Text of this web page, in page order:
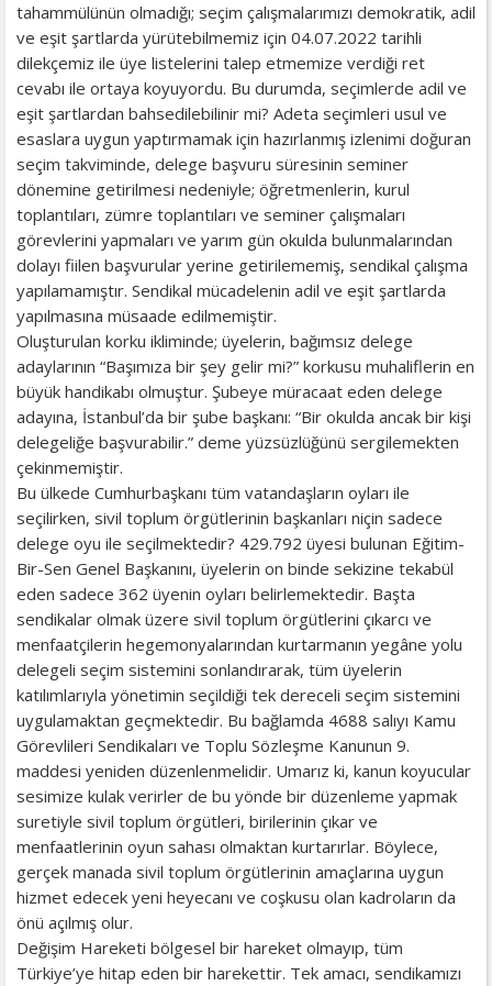
tahammülünün olmadığı; seçim çalışmalarımızı demokratik, adil
ve eşit şartlarda yürütebilmemiz için 04.07.2022 tarihli
dilekçemiz ile üye listelerini talep etmemize verdiği ret
cevabı ile ortaya koyuyordu. Bu durumda, seçimlerde adil ve
eşit şartlardan bahsedilebilinir mi? Adeta seçimleri usul ve
esaslara uygun yaptırmamak için hazırlanmış izlenimi doğuran
seçim takviminde, delege başvuru süresinin seminer
dönemine getirilmesi nedeniyle; öğretmenlerin, kurul
toplantıları, zümre toplantıları ve seminer çalışmaları
görevlerini yapmaları ve yarım gün okulda bulunmalarından
dolayı fiilen başvurular yerine getirilememiş, sendikal çalışma
yapılamamıştır. Sendikal mücadelenin adil ve eşit şartlarda
yapılmasına müsaade edilmemiştir.
Oluşturulan korku ikliminde; üyelerin, bağımsız delege
adaylarının “Başımıza bir şey gelir mi?” korkusu muhaliflerin en
büyük handikabı olmuştur. Şubeye müracaat eden delege
adayına, İstanbul’da bir şube başkanı: “Bir okulda ancak bir kişi
delegeliğe başvurabilir.” deme yüzsüzlüğünü sergilemekten
çekinmemiştir.
Bu ülkede Cumhurbaşkanı tüm vatandaşların oyları ile
seçilirken, sivil toplum örgütlerinin başkanları niçin sadece
delege oyu ile seçilmektedir? 429.792 üyesi bulunan Eğitim-
Bir-Sen Genel Başkanını, üyelerin on binde sekizine tekabül
eden sadece 362 üyenin oyları belirlemektedir. Başta
sendikalar olmak üzere sivil toplum örgütlerini çıkarcı ve
menfaatçilerin hegemonyalarından kurtarmanın yegâne yolu
delegeli seçim sistemini sonlandırarak, tüm üyelerin
katılımlarıyla yönetimin seçildiği tek dereceli seçim sistemini
uygulamaktan geçmektedir. Bu bağlamda 4688 salıyı Kamu
Görevlileri Sendikaları ve Toplu Sözleşme Kanunun 9.
maddesi yeniden düzenlenmelidir. Umarız ki, kanun koyucular
sesimize kulak verirler de bu yönde bir düzenleme yapmak
suretiyle sivil toplum örgütleri, birilerinin çıkar ve
menfaatlerinin oyun sahası olmaktan kurtarırlar. Böylece,
gerçek manada sivil toplum örgütlerinin amaçlarına uygun
hizmet edecek yeni heyecanı ve coşkusu olan kadroların da
önü açılmış olur.
Değişim Hareketi bölgesel bir hareket olmayıp, tüm
Türkiye’ye hitap eden bir harekettir. Tek amacı, sendikamızı